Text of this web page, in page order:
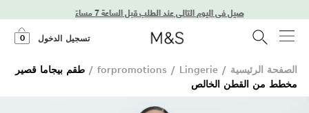
توصيل في اليوم التالي عند الطلب قبل الساعة 7 مساءً
تسجيل الدخول 0
الصفحة الرئيسية /
forpromotions / Lingerie
/ طقم بيجاما قصير
مخطط من القطن الخالص